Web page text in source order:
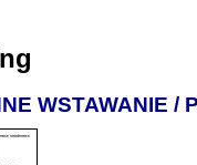
WSTAWANIE /